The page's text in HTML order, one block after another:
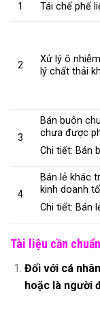
1 Tái chế phế
2
Xử lý ô
lý chất thải
3
Bán buôn
chưa được
Chi tiết: Bán
4
Bán lẻ khác
kinh doanh
Chi tiết: Bán
Tài liệu cần
Đối với cá
hoặc là người